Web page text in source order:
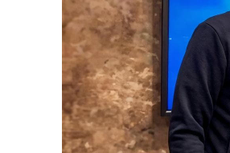
Манул Шу из
Ленинградского
зоопарка
успешно
...
05 ноября 2025, 22:00